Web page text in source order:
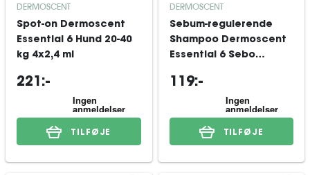
DERMOSCENT
Spot-on Dermoscent
Essential 6 Hund 20-40
kg 4x2,4 ml
221:-
TILFØJE
DERMOSCENT
Sebum-regulerende
Shampoo Dermoscent
Essential 6 Sebo
200 ml
119:-
TILFØJE